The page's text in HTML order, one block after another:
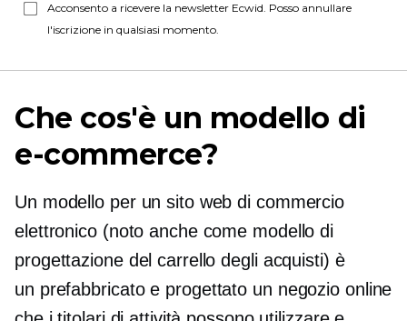
Acconsento a ricevere la newsletter Ecwid. Posso annullare
l'iscrizione in qualsiasi momento.
Che cos'è un modello di
e-commerce?
Un modello per un sito web di commercio
elettronico (noto anche come modello di
progettazione del carrello degli acquisti) è
un prefabbricatoe progettato un negozio online